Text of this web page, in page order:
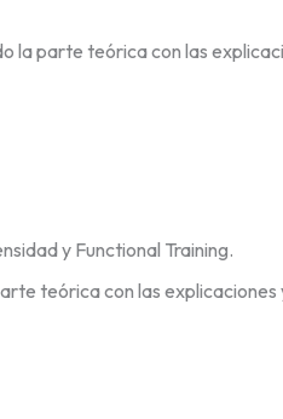
la parte teórica con las
y Functional Training.
teórica con las